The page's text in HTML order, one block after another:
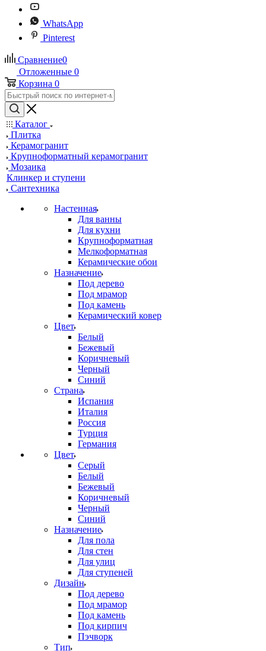
WhatsApp
Pinterest
Сравнение0
Отложенные 0
Корзина 0
Каталог
Плитка
Керамогранит
Крупноформатный керамогранит
Мозаика
Клинкер и ступени
Сантехника
Настенная
Для ванны
Для кухни
Крупноформатная
Мелкоформатная
Керамические обои
Назначение
Под дерево
Под мрамор
Под камень
Керамический ковер
Цвет
Белый
Бежевый
Коричневый
Черный
Синий
Страна
Испания
Италия
Россия
Турция
Германия
Цвет
Серый
Белый
Бежевый
Коричневый
Черный
Синий
Назначение
Для пола
Для стен
Для улиц
Для ступеней
Дизайн
Под дерево
Под мрамор
Под камень
Под кирпич
Пэчворк
Тип